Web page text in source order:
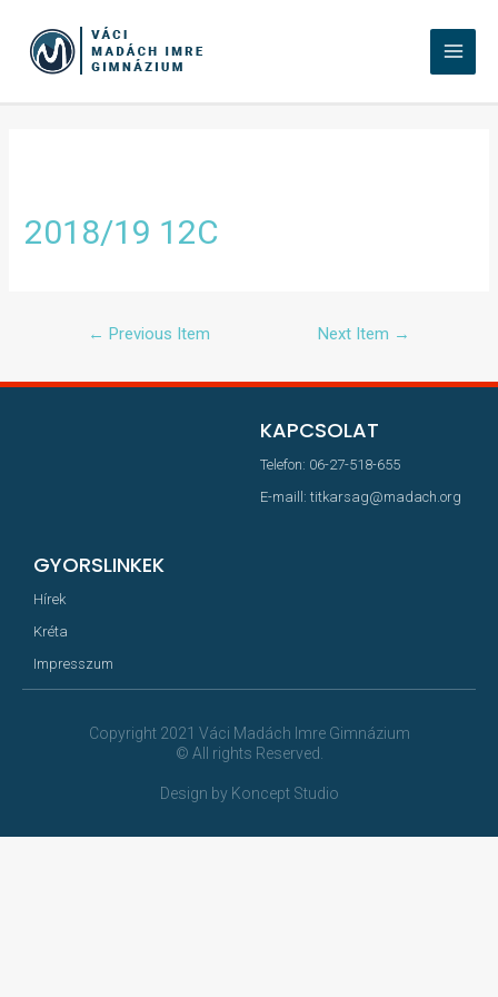
2018/19 12C
← Previous Item Next Item →
KAPCSOLAT
Telefon: 06-27-518-655
E-maill: titkarsag@madach.org
GYORSLINKEK
Hírek
Kréta
Impresszum
Copyright 2021 Váci Madách Imre Gimnázium
© All rights Reserved.
Design by Koncept Studio